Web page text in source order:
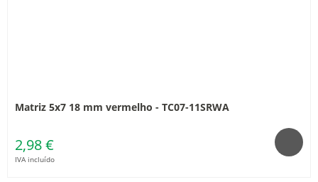
Matriz 5x7 18 mm vermelho - TC07-11SRWA
2,98 €
IVA incluído